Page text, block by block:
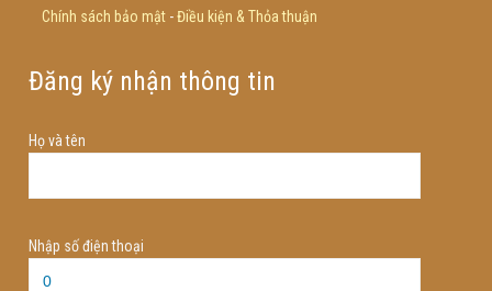
Chính sách bảo mật-Điều kiện & Thỏa thuận
Đăng ký nhận thông tin
Họ và tên
Nhập số điện thoại